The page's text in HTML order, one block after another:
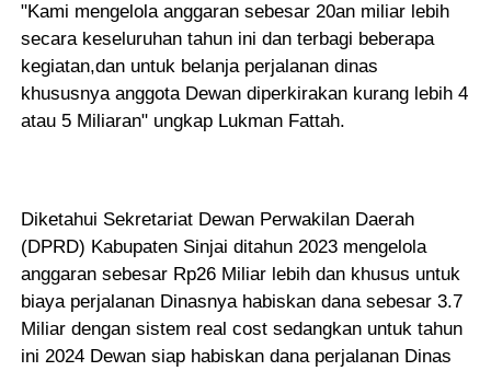
"Kami mengelola anggaran sebesar 20an miliar lebih
secara keseluruhan tahun ini dan terbagi beberapa
kegiatan,dan untuk belanja perjalanan dinas
khususnya anggota Dewan diperkirakan kurang lebih 4
atau 5 Miliaran" ungkap Lukman Fattah.
Diketahui Sekretariat Dewan Perwakilan Daerah
(DPRD) Kabupaten Sinjai ditahun 2023 mengelola
anggaran sebesar Rp26 Miliar lebih dan khusus untuk
biaya perjalanan Dinasnya habiskan dana sebesar 3.7
Miliar dengan sistem real cost sedangkan untuk tahun
ini 2024 Dewan siap habiskan dana perjalanan Dinas